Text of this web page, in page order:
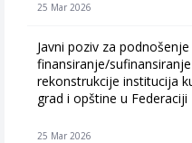
25 Mar 2026
Javni poziv za
finansiranje/
rekonstrukcije institucija
grad i opštine u Federaciji
25 Mar 2026